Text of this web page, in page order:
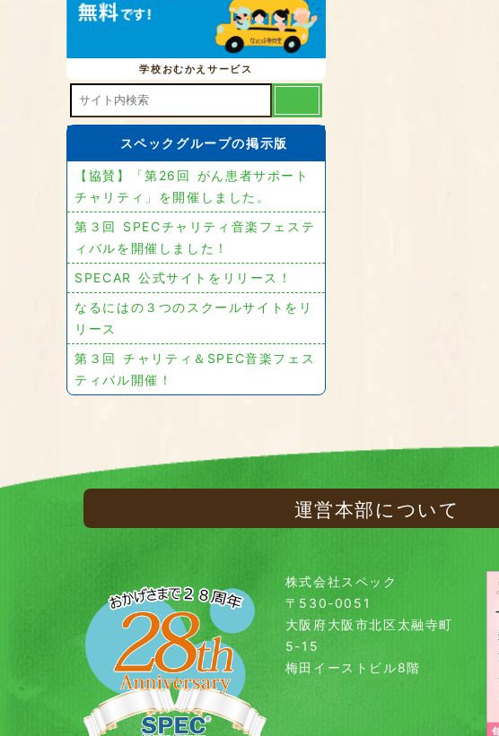
学校おむかえサービス
スペックグループの掲示版
【協賛】「第26回 がん患者サポート
チャリティ」を開催しました。
第３回 SPECチャリティ音楽フェステ
ィバルを開催しました！
SPECAR 公式サイトをリリース！
なるにはの３つのスクールサイトをリ
リース
第３回 チャリティ＆SPEC音楽フェス
ティバル開催！
運営本部について
株式会社スペック
〒530-0051
大阪府大阪市北区太融寺町
5-15
梅田イーストビル8階